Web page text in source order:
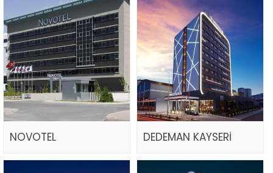
NOVOTEL DEDEMAN KAYSERİ